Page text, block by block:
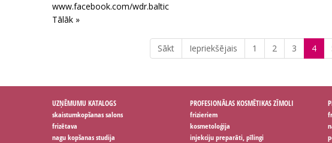
www.facebook.com/wdr.baltic
Tālāk »
Sākt Iepriekšējais 1 2 3 4
UZŅĒMUMU KATALOGS
skaistumkopšanas salons
frizētava
nagu kopšanas studija
PROFESIONĀLAS KOSMĒTIKAS ZĪMOLI
frizieriem
kosmetoloģija
injekciju preparāti, pīlingi